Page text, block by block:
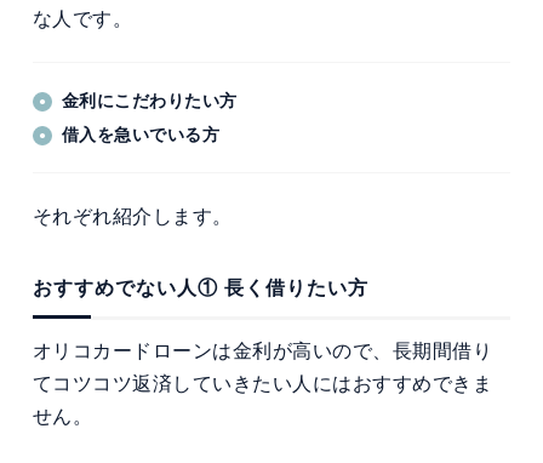
な人です。
金利にこだわりたい方
借入を急いでいる方
それぞれ紹介します。
おすすめでない人① 長く借りたい方
オリコカードローンは金利が高いので、長期間借り
てコツコツ返済していきたい人にはおすすめできま
せん。